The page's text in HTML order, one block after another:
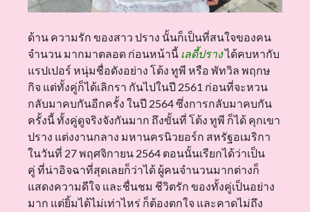
ด้าน ความรัก ของสาว ปราง นั้นก็เป็นที่สนใจของคน
จำนวน มากมาตลอด ก่อนหน้านี้ เลดี้ปรางได้คบหากับ
แรปเปอร์ หนุ่มชื่อดังอย่าง โต้ง ทูพี หรือ พัทวิล พฤกษ
กิจ แต่ทั้งคู่ก็ได้เลิกรา กันไปในปี 2561 ก่อนที่จะหวน
กลับมาคบกันอีกครั้ง ในปี 2564 ซึ่งการกลับมาคบกัน
ครั้งนี้ ทั้งคู่ดูจริงจังกันมาก ถึงขั้นที่ โต้ง ทูพี ก็ได้ คุกเขา
ปราง แต่งงานกลาง มหานครนิวยอร์ก สหรัฐอเมริกา
ในวันที่ 27 พฤศจิกายน 2564 ตอนนั้นเรียกได้ว่าเป็น
คู่ ที่น่าอิจฉาที่สุดเลยก็ว่าได้ ผู้คนจำนวนมากต่างก็
แสดงความดีใจ และชื่นชม ชีวิตรัก ของทั้งคู่เป็นอย่าง
มาก แต่ยิ้มได้ไม่เท่าไหร่ ก็ต้องตกใจ และคาดไม่ถึง